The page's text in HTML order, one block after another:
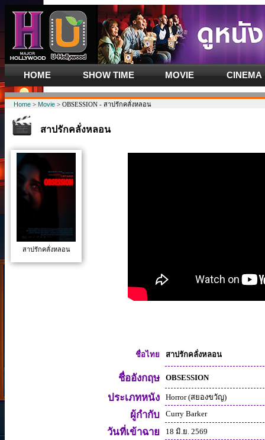
HOME SHOW TIME MOVIE CINEMA
Home > Movie > OBSESSION - สาปรักคลั่งหลอน
สาปรักคลั่งหลอน
สาปรักคลั่งหลอน
ชื่อไทย สาปรักคลั่งหลอน
ชื่ออังกฤษ OBSESSION
ประเภทหนัง Horror (สยองขวัญ)
ผู้กำกับ Curry Barker
วันที่เข้าฉาย 18 มิ.ย. 2569